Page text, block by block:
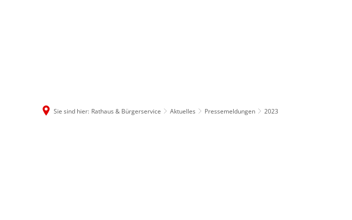
Sie sind hier: Rathaus & Bürgerservice Aktuelles Pressemeldungen 2023